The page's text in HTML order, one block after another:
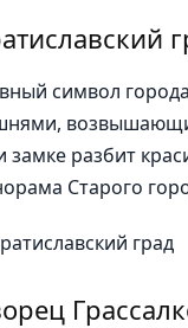
символ
замке разбит
Старого